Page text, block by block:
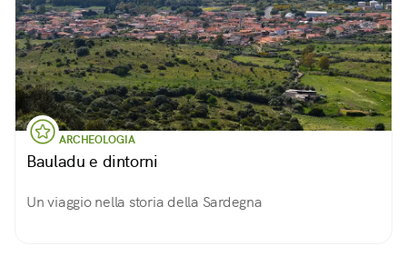
ARCHEOLOGIA
Bauladu e dintorni
Un viaggio nella storia della Sardegna